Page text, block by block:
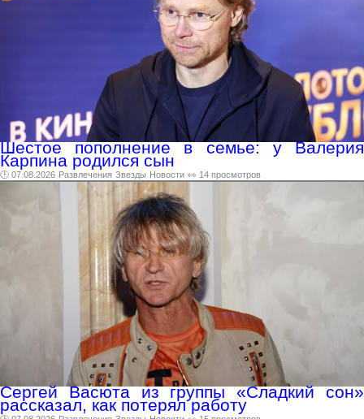
Шестое пополнение в семье: у Валерия
Карпина родился сын
🕑 07.08.2026 Развлечения Звезды Новости 👀 14 просмотров
Сергей Васюта из группы «Сладкий сон»
рассказал, как потерял работу